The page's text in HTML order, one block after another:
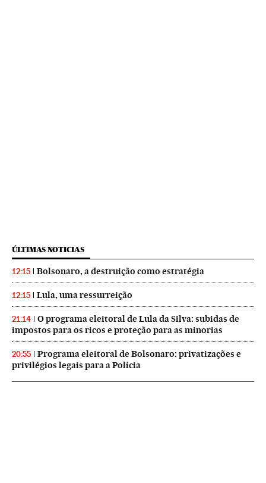
ÚLTIMAS NOTICIAS
12:15 Bolsonaro, a destruição como estratégia
12:15 Lula, uma ressurreição
21:14
O programa eleitoral de Lula da Silva: subidas de
impostos para os ricos e proteção para as minorias
20:55
Programa eleitoral de Bolsonaro: privatizações e
privilégios legais para a Polícia